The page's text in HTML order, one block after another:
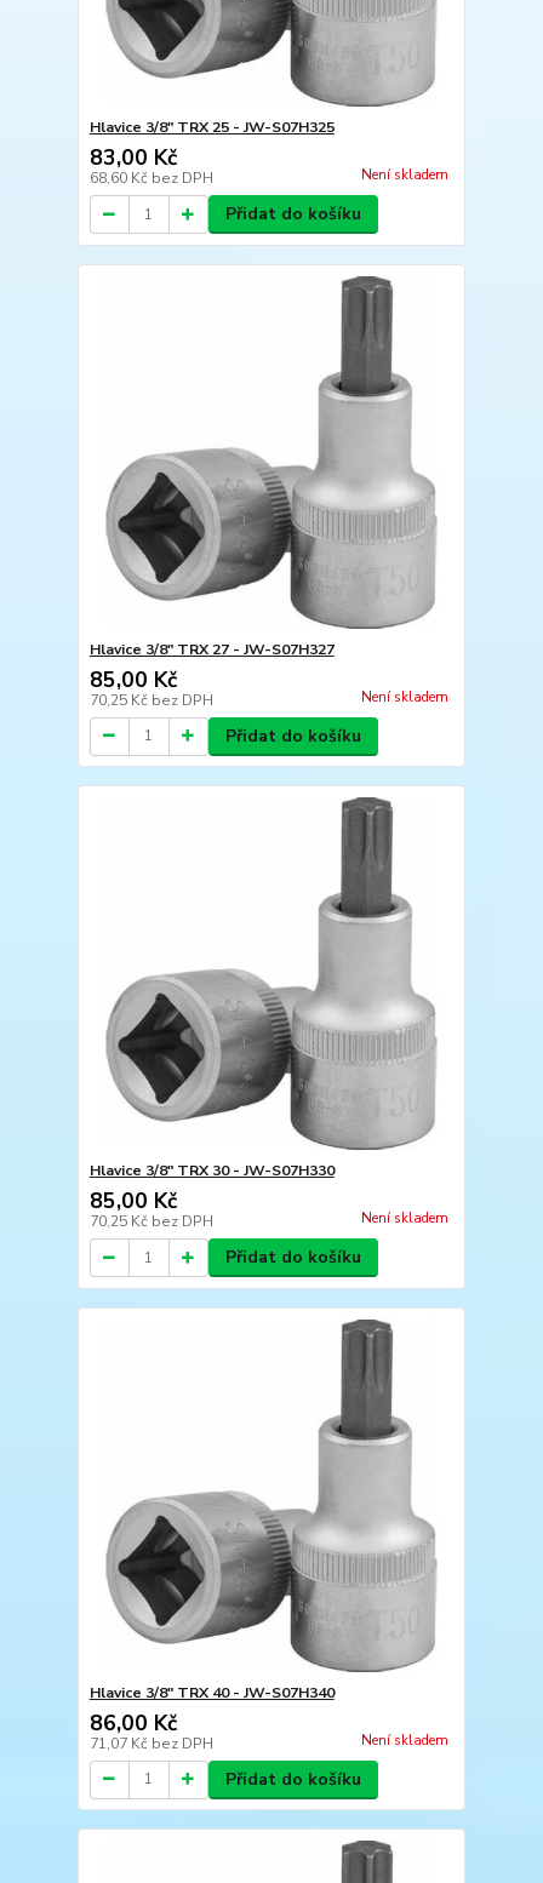
Hlavice 3/8" TRX 25 - JW-S07H325
83,00 Kč
68,60 Kč bez DPH Není skladem
Přidat do košíku
Hlavice 3/8" TRX 27 - JW-S07H327
85,00 Kč
70,25 Kč bez DPH Není skladem
Přidat do košíku
Hlavice 3/8" TRX 30 - JW-S07H330
85,00 Kč
70,25 Kč bez DPH Není skladem
Přidat do košíku
Hlavice 3/8" TRX 40 - JW-S07H340
86,00 Kč
71,07 Kč bez DPH Není skladem
Přidat do košíku